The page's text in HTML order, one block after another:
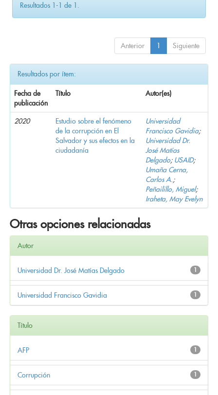
Resultados 1-1 de 1.
Anterior 1 Siguiente
Resultados por ítem:
Fecha de
publicación
Título Autor(es)
2020
Estudio sobre el fenómeno
de la corrupción en El
Salvador y sus efectos en la
ciudadanía
Universidad
Francisco Gavidia;
Universidad Dr.
José Matías
Delgado; USAID;
Umaña Cerna,
Carlos A.;
Peñailillo, Miguel;
Iraheta, May Evelyn
Otras opciones relacionadas
Autor
1
Universidad Dr. José Matías Delgado
1
Universidad Francisco Gavidia
Título
1
AFP
1
Corrupción